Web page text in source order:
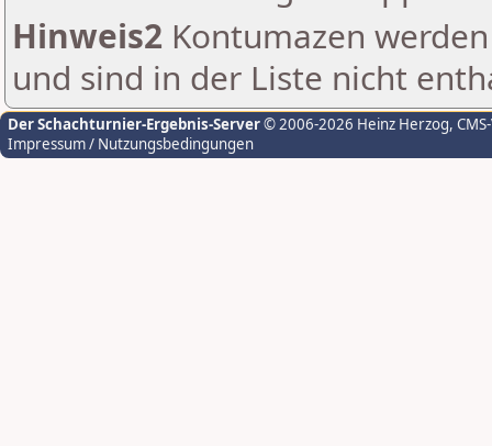
Hinweis2 Kontumazen
und sind in der Liste nicht
Der Schachturnier-Ergebnis-Server© 2006-2026 Heinz Herzog,
Impressum / Nutzungsbedingungen